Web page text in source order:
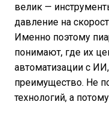
велик —
давление на
Именно поэтому
понимают, где их
автоматизации с
преимущество. Не
технологий, а